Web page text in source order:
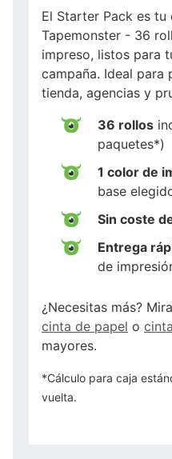
El Starter Pack es tu
Tapemonster - 36
impreso, listos para
campaña. Ideal para
tienda, agencias y
36 rollos
paquetes*)
1 color de
base
Sin coste
Entrega
de
¿Necesitas más?
cinta de papel o
mayores.
*Cálculo para caja
vuelta.